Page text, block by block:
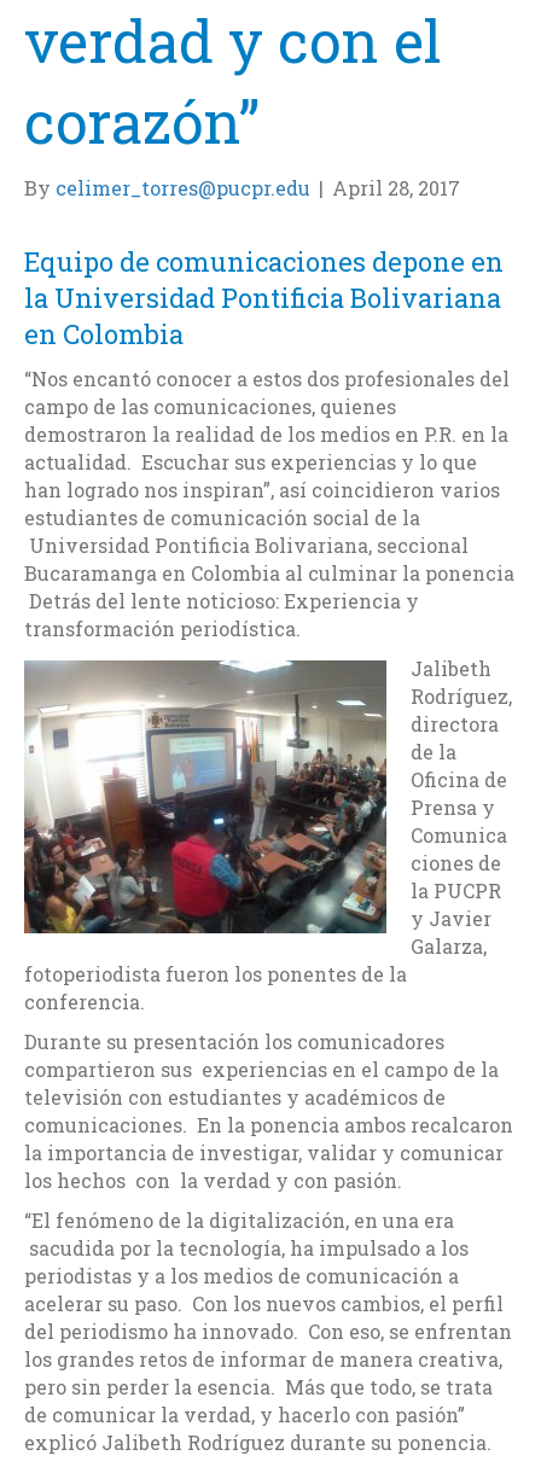
verdad y con el
corazón”
By celimer_torres@pucpr.edu | April 28, 2017
Equipo de comunicaciones depone en
la Universidad Pontificia Bolivariana
en Colombia
“Nos encantó conocer a estos dos profesionales del
campo de las comunicaciones, quienes
demostraron la realidad de los medios en P.R. en la
actualidad. Escuchar sus experiencias y lo que
han logrado nos inspiran”, así coincidieron varios
estudiantes de comunicación social de la
Universidad Pontificia Bolivariana, seccional
Bucaramanga en Colombia al culminar la ponencia
Detrás del lente noticioso: Experiencia y
transformación periodística.
Jalibeth
Rodríguez,
directora
de la
Oficina de
Prensa y
Comunica
ciones de
la PUCPR
y Javier
Galarza,
fotoperiodista fueron los ponentes de la
conferencia.
Durante su presentación los comunicadores
compartieron sus experiencias en el campo de la
televisión con estudiantes y académicos de
comunicaciones. En la ponencia ambos recalcaron
la importancia de investigar, validar y comunicar
los hechos con la verdad y con pasión.
​“El fenómeno de la digitalización, en una era
sacudida por la tecnología, ha impulsado a los
periodistas y a los medios de comunicación a
acelerar su paso. Con los nuevos cambios, el perfil
del periodismo ha innovado. Con eso, se enfrentan
los grandes retos de informar de manera creativa,
pero sin perder la esencia. Más que todo, se trata
de comunicar la verdad, y hacerlo con pasión”
explicó Jalibeth Rodríguez durante su ponencia.